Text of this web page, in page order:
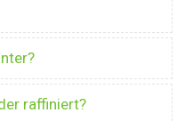
raffiniert?